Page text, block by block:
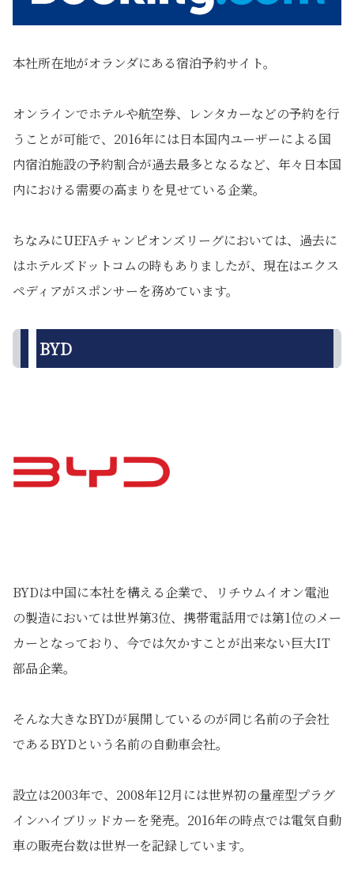
本社所在地がオランダにある宿泊予約サイト。
オンラインでホテルや航空券、レンタカーなどの予約を行
うことが可能で、2016年には日本国内ユーザーによる国
内宿泊施設の予約割合が過去最多となるなど、年々日本国
内における需要の高まりを見せている企業。
ちなみにUEFAチャンピオンズリーグにおいては、過去に
はホテルズドットコムの時もありましたが、現在はエクス
ペディアがスポンサーを務めています。
BYD
BYDは中国に本社を構える企業で、リチウムイオン電池
の製造においては世界第3位、携帯電話用では第1位のメー
カーとなっており、今では欠かすことが出来ない巨大IT
部品企業。
そんな大きなBYDが展開しているのが同じ名前の子会社
であるBYDという名前の自動車会社。
設立は2003年で、2008年12月には世界初の量産型プラグ
インハイブリッドカーを発売。2016年の時点では電気自動
車の販売台数は世界一を記録しています。